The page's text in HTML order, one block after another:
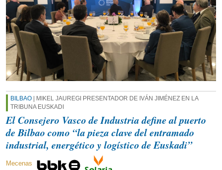
BILBAO | MIKEL JAUREGI PRESENTADOR DE IVÁN JIMÉNEZ EN LA
TRIBUNA EUSKADI
El Consejero Vasco de Industria define al puerto
de Bilbao como “la pieza clave del entramado
industrial, energético y logístico de Euskadi”
Mecenas